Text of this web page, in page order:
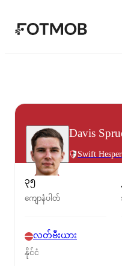
အဓိကအကြောင်းအရာ
Davis
Swift
၃၅
ကျောနံပါတ်
လတ်ဗီးယား
နိုင်ငံ